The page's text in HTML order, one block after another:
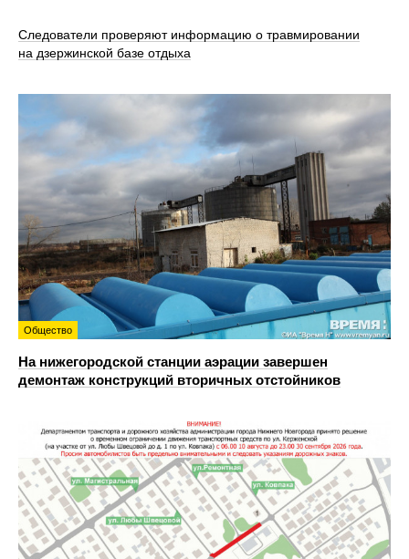
Следователи проверяют информацию о травмировании
на дзержинской базе отдыха
Общество
На нижегородской станции аэрации завершен
демонтаж конструкций вторичных отстойников